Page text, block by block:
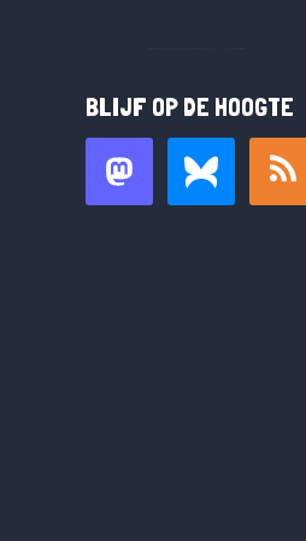
BLIJF OP DE HOOGTE